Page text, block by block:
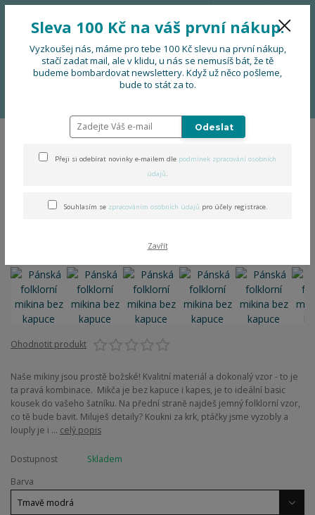
Menu
0 Kč
Pánská folklorní mikina bez
Ohodnotit produkt
Naše mikiny jsou prostě božské! Kvalitní materiál a dokonalý vzor - to je
ta pravá kombinace. Mikča je bez kapuce i kapes, je to ideální basic
kousek do vašeho šatníku. Na přední straně najdeš jemný folklorní vzor,
co tě bude bavit. Miluješ detaily? Koukni za krk, ptáčky jsme vyzobly a
louply je i ... celý popis
Dostupnost
Skladem
Barva
Sleva 100 Kč na váš první nákup.
Vyzkoušej nás, máme pro tebe 100 Kč slevu na první nákup,
stačí zadat mail, ale v klidu, u nás se nemusíš bát, že tě
budeme bombardovat newslettery. Když už něco pošleme,
bude to stát za to.
Odeslat
Přeji si odebírat novinky e-mailem dle podmínek zpracování osobních
údajů.
Souhlasím se zpracováním osobních údajů pro účely registrace.
Zavřít